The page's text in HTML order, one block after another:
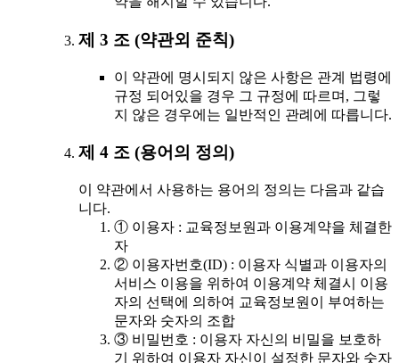
제 3 조 (약관외 준칙)
이 약관에 명시되지 않은 사항은 관계 법령에
규정 되어있을 경우 그 규정에 따르며, 그렇
지 않은 경우에는 일반적인 관례에 따릅니다.
제 4 조 (용어의 정의)
이 약관에서 사용하는 용어의 정의는 다음과 같습
니다.
① 이용자 : 교육정보원과 이용계약을 체결한
자
② 이용자번호(ID) : 이용자 식별과 이용자의
서비스 이용을 위하여 이용계약 체결시 이용
자의 선택에 의하여 교육정보원이 부여하는
문자와 숫자의 조합
③ 비밀번호 : 이용자 자신의 비밀을 보호하
기 위하여 이용자 자신이 설정한 문자와 숫자